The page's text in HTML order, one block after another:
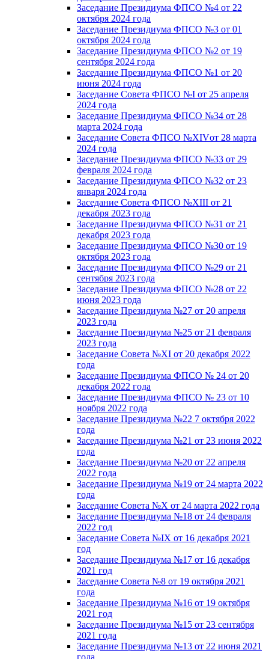
Заседание Президиума ФПСО №4 от 22
октября 2024 года
Заседание Президиума ФПСО №3 от 01
октября 2024 года
Заседание Президиума ФПСО №2 от 19
сентября 2024 года
Заседание Президиума ФПСО №1 от 20
июня 2024 года
Заседание Совета ФПСО №I от 25 апреля
2024 года
Заседание Президиума ФПСО №34 от 28
марта 2024 года
Заседание Совета ФПСО №XIVот 28 марта
2024 года
Заседание Президиума ФПСО №33 от 29
февраля 2024 года
Заседание Президиума ФПСО №32 от 23
января 2024 года
Заседание Совета ФПСО №XIII от 21
декабря 2023 года
Заседание Президиума ФПСО №31 от 21
декабря 2023 года
Заседание Президиума ФПСО №30 от 19
октября 2023 года
Заседание Президиума ФПСО №29 от 21
сентября 2023 года
Заседание Президиума ФПСО №28 от 22
июня 2023 года
Заседание Президиума №27 от 20 апреля
2023 года
Заседание Президиума №25 от 21 февраля
2023 года
Заседание Совета №XI от 20 декабря 2022
года
Заседание Президиума ФПСО № 24 от 20
декабря 2022 года
Заседание Президиума ФПСО № 23 от 10
ноября 2022 года
Заседание Президиума №22 7 октября 2022
года
Заседание Президиума №21 от 23 июня 2022
года
Заседание Президиума №20 от 22 апреля
2022 года
Заседание Президиума №19 от 24 марта 2022
года
Заседание Совета №X от 24 марта 2022 года
Заседание Президиума №18 от 24 февраля
2022 год
Заседание Совета №IX от 16 декабря 2021
год
Заседание Президиума №17 от 16 декабря
2021 год
Заседание Совета №8 от 19 октября 2021
года
Заседание Президиума №16 от 19 октября
2021 год
Заседание Президиума №15 от 23 сентября
2021 года
Заседание Президиума №13 от 22 июня 2021
года